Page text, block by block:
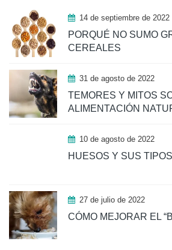
14 de septiembre de 2022
PORQUÉ NO SUMO
CEREALES
31 de agosto de 2022
TEMORES Y MITOS
ALIMENTACIÓN
10 de agosto de 2022
HUESOS Y SUS TIPOS
27 de julio de 2022
CÓMO MEJORAR EL